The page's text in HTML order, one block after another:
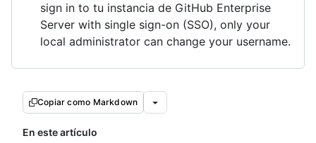
sign in to tu instancia de GitHub Enterprise
Server with single sign-on (SSO), only your
local administrator can change your username.
Copiar como Markdown
En este artículo